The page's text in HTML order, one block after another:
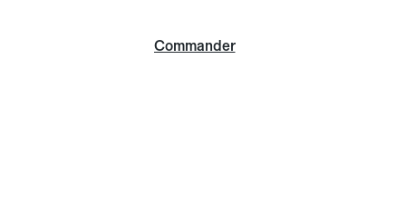
Commander